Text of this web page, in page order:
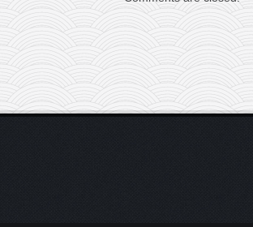
туда-
обратно